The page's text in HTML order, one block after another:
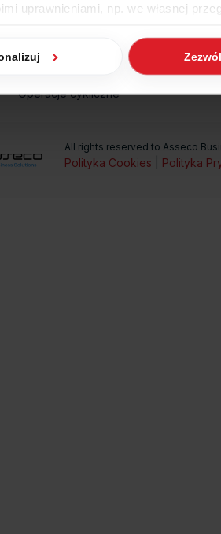
uprawnieniami, np. we własnej
Operacje cykliczne
All rights reserved to Asseco
Polityka Cookies Polityka